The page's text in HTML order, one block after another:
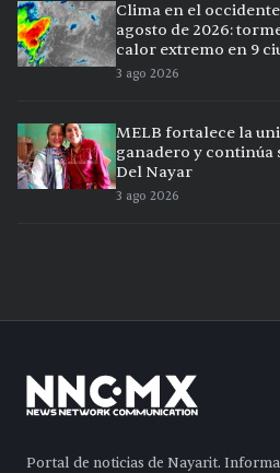
Clima en el
agosto de 2026:
calor extremo en 9
3 ago 2026
MELB fortalece la
ganadero y continúa
Del Nayar
3 ago 2026
Portal de noticias de Nayarit.